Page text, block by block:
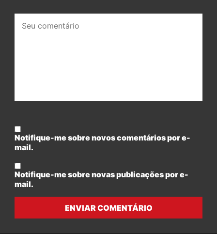
comentário:
Notifique-me sobre novos comentários por e-
mail.
Notifique-me sobre novas publicações por e-
mail.
ENVIAR COMENTÁRIO